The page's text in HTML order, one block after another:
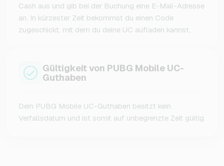
Cash aus und gib bei der Buchung eine E-Mail-Adresse
an. In kürzester Zeit bekommst du einen Code
zugeschickt, mit dem du deine UC aufladen kannst.
Gültigkeit von PUBG Mobile UC-
Guthaben
Dein PUBG Mobile UC-Guthaben besitzt kein
Verfallsdatum und ist somit auf unbegrenzte Zeit gültig.